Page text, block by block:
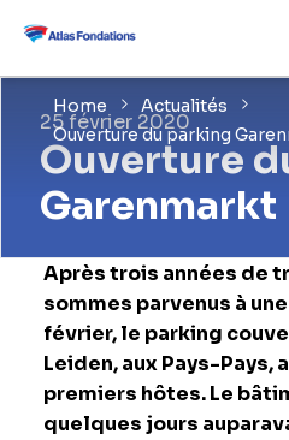
Home
Actualités
Ouverture du parking
25 février 2020
Ouverture
Garenmarkt
Après trois années de
sommes parvenus à
février, le parking
Leiden, aux Pays-Pays,
premiers hôtes. Le
quelques jours